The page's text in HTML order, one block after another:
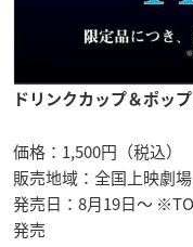
ドリンクカップ＆ポッ
価格：1,500円（税込）
販売地域：全国上映劇
発売日：8月19日〜
発売